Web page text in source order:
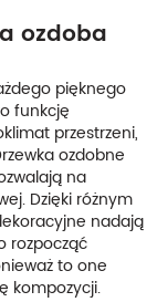
ozdoba
pięknego
funkcję
przestrzeni,
ozdobne
na
Dzięki różnym
nadają
rozpocząć
to one
kompozycji.